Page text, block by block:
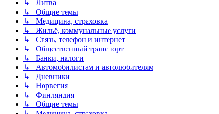
↳ Литва
↳ Общие темы
↳ Медицина, страховка
↳ Жильё, коммунальные услуги
↳ Связь, телефон и интернет
↳ Общественный транспорт
↳ Банки, налоги
↳ Автомобилистам и автолюбителям
↳ Дневники
↳ Норвегия
↳ Финляндия
↳ Общие темы